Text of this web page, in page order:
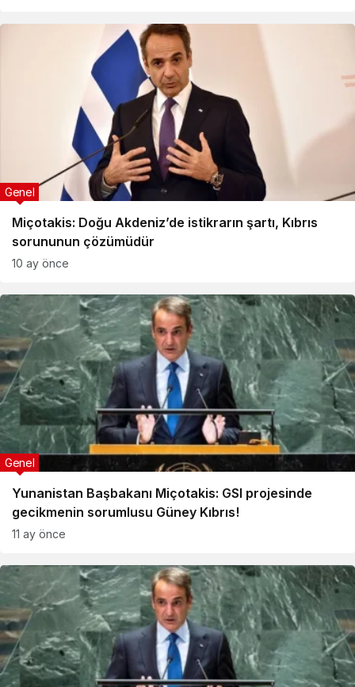
Miçotakis: Doğu Akdeniz’de istikrarın şartı, Kıbrıs
sorununun çözümüdür
Genel
10 ay önce
Yunanistan Başbakanı Miçotakis: GSI projesinde
gecikmenin sorumlusu Güney Kıbrıs!
Genel
11 ay önce